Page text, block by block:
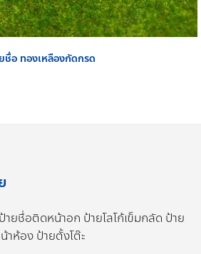
ชื่อ ทองเหลืองกัดกรด
ยชื่อติดหน้าอก ป้ายโลโก้เข็มกลัด ป้าย
าห้อง ป้ายตั้งโต๊ะ